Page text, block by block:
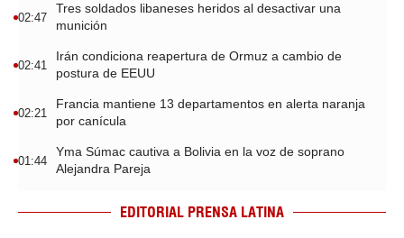
02:47
Tres soldados libaneses heridos al desactivar una
munición
02:41
Irán condiciona reapertura de Ormuz a cambio de
postura de EEUU
02:21
Francia mantiene 13 departamentos en alerta naranja
por canícula
01:44
Yma Súmac cautiva a Bolivia en la voz de soprano
Alejandra Pareja
EDITORIAL PRENSA LATINA